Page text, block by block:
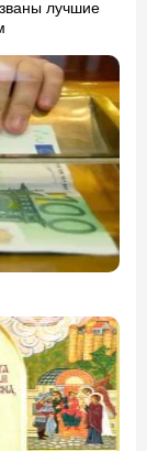
лучшие